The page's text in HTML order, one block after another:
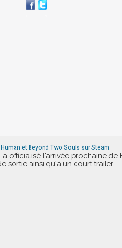
et Beyond Two Souls sur Steam
officialisé l'arrivée prochaine
sortie ainsi qu'à un court trailer.